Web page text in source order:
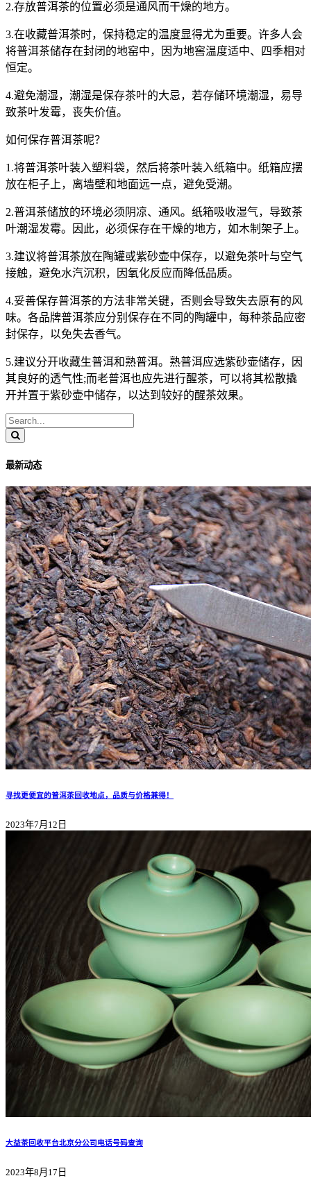
2.存放普洱茶的位置必须是通风而干燥的地方。
3.在收藏普洱茶时，保持稳定的温度显得尤为重要。许多人会
将普洱茶储存在封闭的地窑中，因为地窖温度适中、四季相对
恒定。
4.避免潮湿，潮湿是保存茶叶的大忌，若存储环境潮湿，易导
致茶叶发霉，丧失价值。
如何保存普洱茶呢？
1.将普洱茶叶装入塑料袋，然后将茶叶装入纸箱中。纸箱应摆
放在柜子上，离墙壁和地面远一点，避免受潮。
2.普洱茶储放的环境必须阴凉、通风。纸箱吸收湿气，导致茶
叶潮湿发霉。因此，必须保存在干燥的地方，如木制架子上。
3.建议将普洱茶放在陶罐或紫砂壶中保存，以避免茶叶与空气
接触，避免水汽沉积，因氧化反应而降低品质。
4.妥善保存普洱茶的方法非常关键，否则会导致失去原有的风
味。各品牌普洱茶应分别保存在不同的陶罐中，每种茶品应密
封保存，以免失去香气。
5.建议分开收藏生普洱和熟普洱。熟普洱应选紫砂壶储存，因
其良好的透气性;而老普洱也应先进行醒茶，可以将其松散撬
开并置于紫砂壶中储存，以达到较好的醒茶效果。
最新动态
寻找更便宜的普洱茶回收地点，品质与价格兼得！
2023年7月12日
大益茶回收平台北京分公司电话号码查询
2023年8月17日